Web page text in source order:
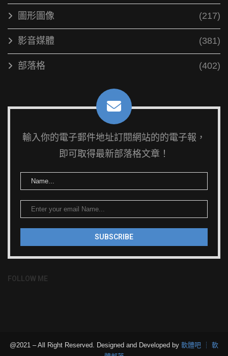
圖形圖像 (217)
影音媒體 (381)
部落格 (402)
輸入你的電子郵件地址訂閱網站的的電子報，
即可取得最新部落格文章！
FOLLOW ME
@2021 – All Right Reserved. Designed and Developed by 軟體吧 ┊ 軟